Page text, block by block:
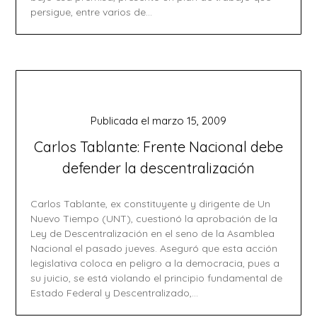
persigue, entre varios de…
Carlos Tablante: Frente Nacional debe
defender la descentralización
Publicada el marzo 15, 2009
Carlos Tablante, ex constituyente y dirigente de Un
Nuevo Tiempo (UNT), cuestionó la aprobación de la
Ley de Descentralización en el seno de la Asamblea
Nacional el pasado jueves. Aseguró que esta acción
legislativa coloca en peligro a la democracia, pues a
su juicio, se está violando el principio fundamental de
Estado Federal y Descentralizado,…